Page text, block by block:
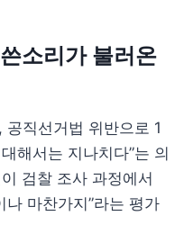
소리가 불러온
공직선거법 위반으로 1
해서는 지나치다”는 의
검찰 조사 과정에서
나 마찬가지”라는 평가